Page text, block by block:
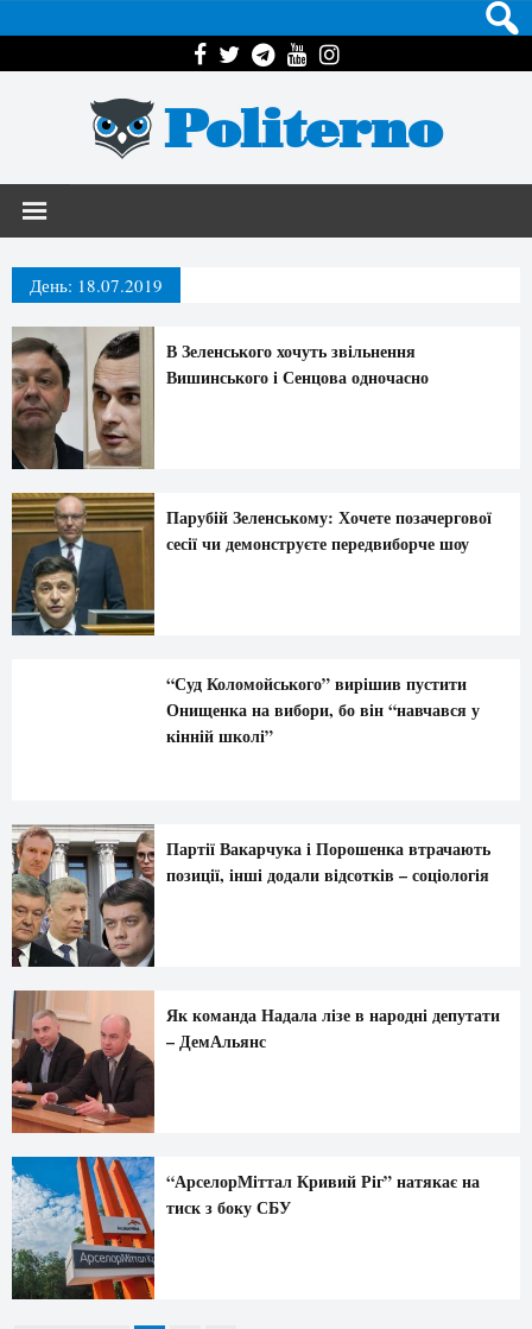
Politerno
День: 18.07.2019
В Зеленського хочуть звільнення
Вишинського і Сенцова одночасно
Парубій Зеленському: Хочете позачергової
сесії чи демонструєте передвиборче шоу
“Суд Коломойського” вирішив пустити
Онищенка на вибори, бо він “навчався у
кінній школі”
Партії Вакарчука і Порошенка втрачають
позиції, інші додали відсотків – соціологія
Як команда Надала лізе в народні депутати
– ДемАльянс
“АрселорМіттал Кривий Ріг” натякає на
тиск з боку СБУ